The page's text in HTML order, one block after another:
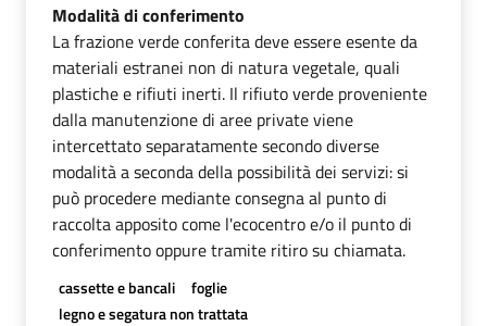
Modalità di conferimento
La frazione verde conferita deve essere esente da
materiali estranei non di natura vegetale, quali
plastiche e rifiuti inerti. Il rifiuto verde proveniente
dalla manutenzione di aree private viene
intercettato separatamente secondo diverse
modalità a seconda della possibilità dei servizi: si
può procedere mediante consegna al punto di
raccolta apposito come l'ecocentro e/o il punto di
conferimento oppure tramite ritiro su chiamata.
cassette e bancali
foglie
legno e segatura non trattata